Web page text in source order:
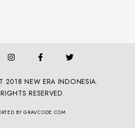
2018 NEW ERA INDONESIA.
RESERVED.
BY GRAVCODE.COM